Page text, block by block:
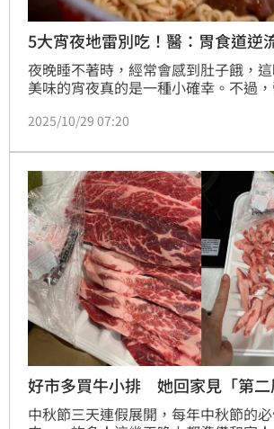
5大宵夜地雷別吃！醫：胃食道逆
夜晚睡不著時，經常會感到肚子餓，
美味的宵夜真的是一種小確幸。不過
括炸物、泡麵、燒烤滷味、含糖甜點、
眠，還可能導致胃食道逆流或腸胃不
2025/10/29 07:20
好市多買牛小排 她回家見「第二
中秋節三天連假展開，每年中秋節的